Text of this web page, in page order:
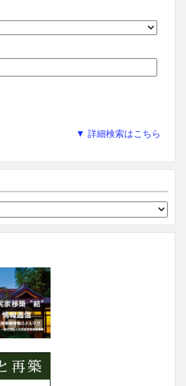
▼ 詳細検索はこちら